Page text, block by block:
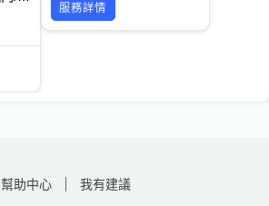
服務詳情
幫助中心 我有建議